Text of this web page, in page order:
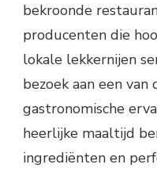
bekroonde
producenten die
lokale lekkernijen
bezoek aan een
gastronomische
heerlijke maaltijd
ingrediënten en